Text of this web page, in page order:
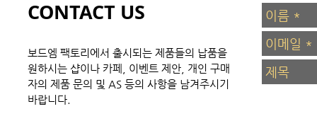
CONTACT US
보드엠 팩토리에서 출시되는 제품들의 납품을
원하시는 샵이나 카페, 이벤트 제안, 개인 구매
자의 제품 문의 및 AS 등의 사항을 남겨주시기
바랍니다.